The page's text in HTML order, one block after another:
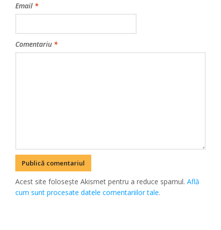
Email *
Comentariu *
Acest site folosește Akismet pentru a reduce spamul.Află
cum sunt procesate datele comentariilor tale.